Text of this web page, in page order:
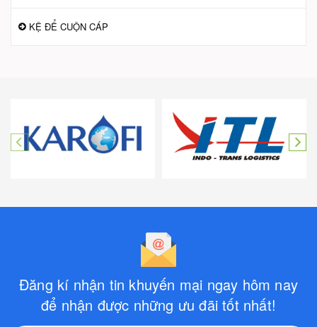
KỆ ĐỂ CUỘN CÁP
Đăng kí nhận tin khuyến mại ngay hôm nay
để nhận được những ưu đãi tốt nhất!